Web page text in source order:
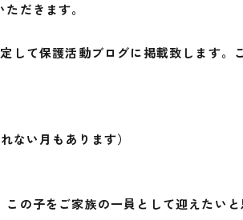
だきます。
して保護活動ブログに掲載致します。
ない月もあります）
の子をご家族の一員として迎えたい